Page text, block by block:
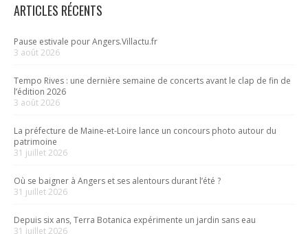
ARTICLES RÉCENTS
Pause estivale pour Angers.Villactu.fr
3 août 2026
Tempo Rives : une dernière semaine de concerts avant le clap de fin de
l’édition 2026
3 août 2026
La préfecture de Maine-et-Loire lance un concours photo autour du
patrimoine
31 juillet 2026
Où se baigner à Angers et ses alentours durant l’été ?
31 juillet 2026
Depuis six ans, Terra Botanica expérimente un jardin sans eau
31 juillet 2026